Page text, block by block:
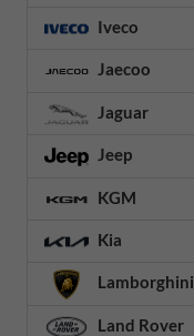
Iveco
Jaecoo
Jaguar
Jeep
KGM
Kia
Lamborghini
Land Rover